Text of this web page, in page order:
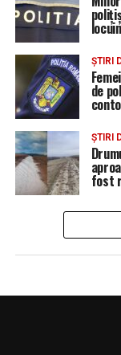
ȘTIRI
de
ȘTIRI
fost